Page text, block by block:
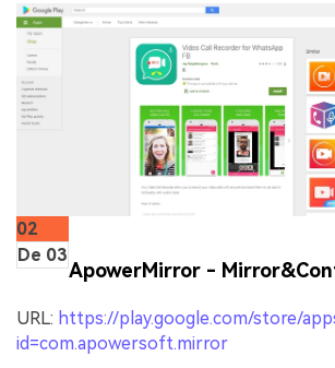
02
De 03
ApowerMirror -
URL: https://play.google.com/store/
id=com.apowersoft.mirror